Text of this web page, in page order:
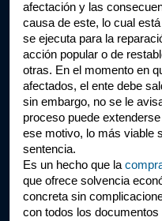
afectación y las
causa de este, lo cual
se ejecuta para la
acción popular o de
otras. En el momento en
afectados, el ente debe
sin embargo, no se le
proceso puede
ese motivo, lo más viable
sentencia.
Es un hecho que la
que ofrece solvencia
concreta sin
con todos los